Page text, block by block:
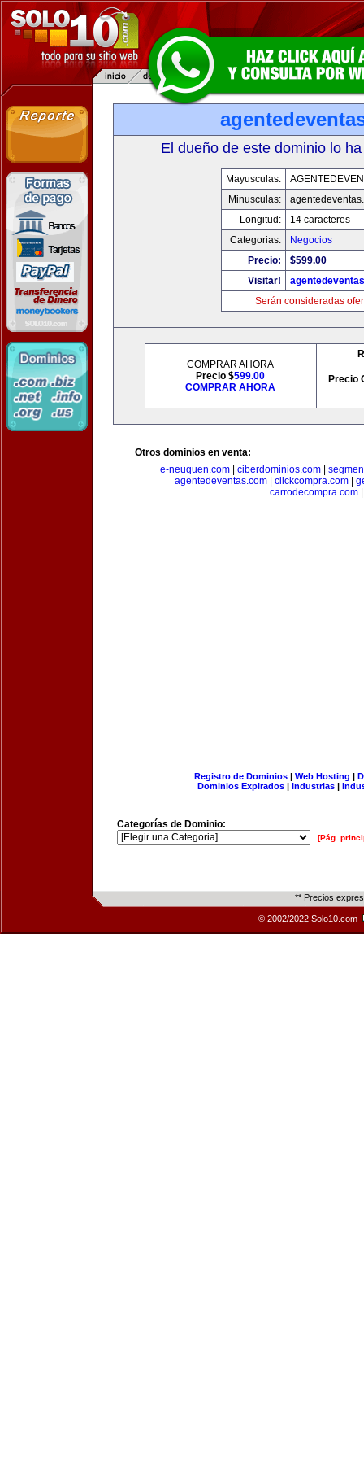
El dueño de este dominio lo
Mayusculas:
Minusculas:
Longitud:
14 caracteres
Categorias:
Negocios
Precio:
$599.00
Visitar!
Serán consideradas
COMPRAR AHORA
Precio $599.00
COMPRAR AHORA
Precio
Otros dominios en venta:
e-neuquen.com
ciberdominios.com
agentedeventas.com| clickcompra.com|
carrodecompra.com|
Registro de Dominios| Web Hosting |
Dominios Expirados | Industrias |
Categorías de Dominio:
[Pág.
** Precios
© 2002/2022 Solo10.com